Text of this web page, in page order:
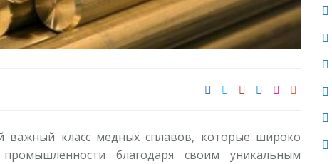
важный класс медных сплавов, которые широко
благодаря своим уникальным